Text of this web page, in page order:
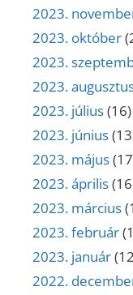
2023.
2023. október
2023.
2023.
2023. július(16)
2023. június
2023. május
2023. április
2023. március
2023. február
2023. január
2022.